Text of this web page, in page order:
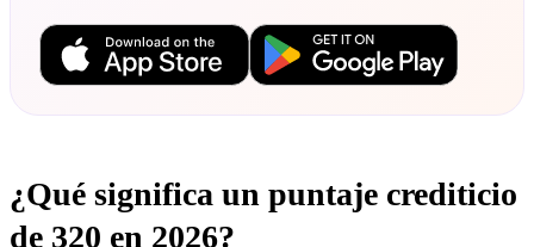
¿Qué significa un puntaje crediticio
de 320 en 2026?